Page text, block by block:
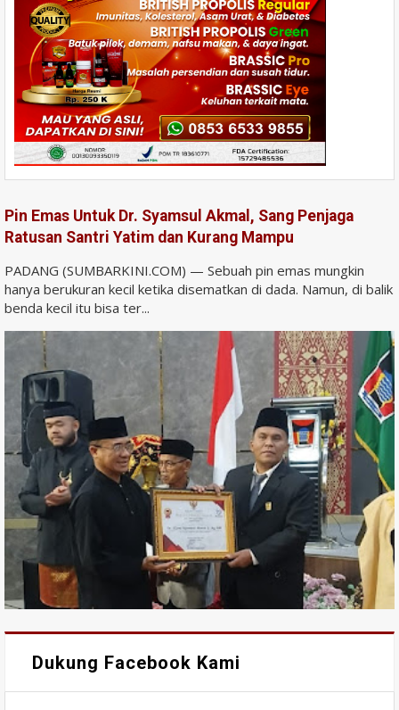
Pin Emas Untuk Dr. Syamsul Akmal, Sang Penjaga
Ratusan Santri Yatim dan Kurang Mampu
PADANG (SUMBARKINI.COM) — Sebuah pin emas mungkin
hanya berukuran kecil ketika disematkan di dada. Namun, di balik
benda kecil itu bisa ter...
Dukung Facebook Kami